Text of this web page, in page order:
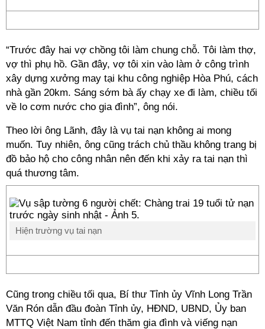
“Trước đây hai vợ chồng tôi làm chung chỗ. Tôi làm thợ,
vợ thì phụ hồ. Gần đây, vợ tôi xin vào làm ở công trình
xây dựng xưởng may tại khu công nghiệp Hòa Phú, cách
nhà gần 20km. Sáng sớm bà ấy chạy xe đi làm, chiều tối
về lo cơm nước cho gia đình”, ông nói.
Theo lời ông Lãnh, đây là vụ tai nạn không ai mong
muốn. Tuy nhiên, ông cũng trách chủ thầu không trang bị
đồ bảo hộ cho công nhân nên đến khi xảy ra tai nạn thì
quá thương tâm.
Hiện trường vụ tai nạn
Cũng trong chiều tối qua, Bí thư Tỉnh ủy Vĩnh Long Trần
Văn Rón dẫn đầu đoàn Tỉnh ủy, HĐND, UBND, Ủy ban
MTTQ Việt Nam tỉnh đến thăm gia đình và viếng nạn